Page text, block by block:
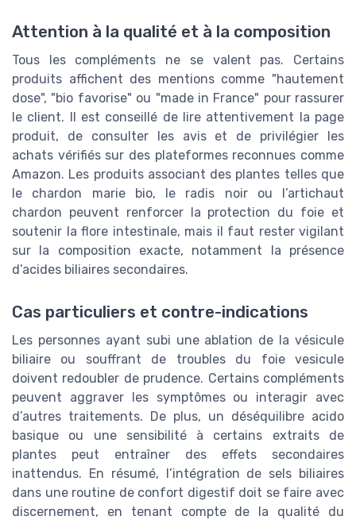
Attention à la qualité et à la composition
Tous les compléments ne se valent pas. Certains
produits affichent des mentions comme "hautement
dose", "bio favorise" ou "made in France" pour rassurer
le client. Il est conseillé de lire attentivement la page
produit, de consulter les avis et de privilégier les
achats vérifiés sur des plateformes reconnues comme
Amazon. Les produits associant des plantes telles que
le chardon marie bio, le radis noir ou l’artichaut
chardon peuvent renforcer la protection du foie et
soutenir la flore intestinale, mais il faut rester vigilant
sur la composition exacte, notamment la présence
d’acides biliaires secondaires.
Cas particuliers et contre-indications
Les personnes ayant subi une ablation de la vésicule
biliaire ou souffrant de troubles du foie vesicule
doivent redoubler de prudence. Certains compléments
peuvent aggraver les symptômes ou interagir avec
d’autres traitements. De plus, un déséquilibre acido
basique ou une sensibilité à certains extraits de
plantes peut entraîner des effets secondaires
inattendus. En résumé, l’intégration de sels biliaires
dans une routine de confort digestif doit se faire avec
discernement, en tenant compte de la qualité du